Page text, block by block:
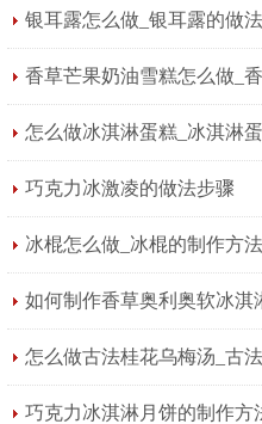
大方法
银耳露怎么做_银耳露的做法
香草芒果奶油雪糕怎么做_
制作方法
怎么做冰淇淋蛋糕_冰淇淋
巧克力冰激凌的做法步骤
冰棍怎么做_冰棍的制作方法
如何制作香草奥利奥软冰淇
淇淋的做法步骤
怎么做古法桂花乌梅汤_古
巧克力冰淇淋月饼的制作方